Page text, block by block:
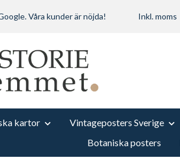
Våra kunder är nöjda! Inkl. moms
kartor Vintageposters Sverige
Botaniska posters